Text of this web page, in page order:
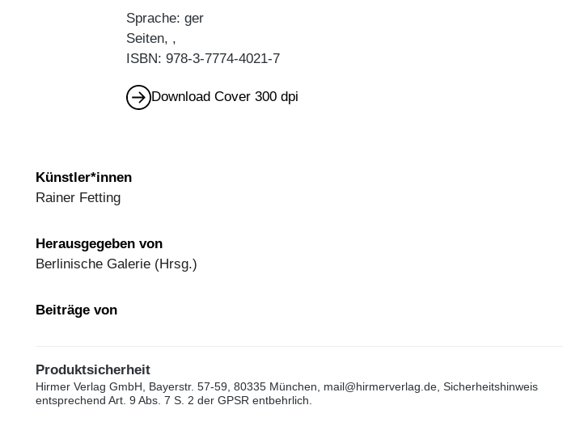
Sprache: ger
Seiten, ,
ISBN: 978-3-7774-4021-7
Download Cover 300 dpi
Künstler*innen
Rainer Fetting
Herausgegeben von
Berlinische Galerie (Hrsg.)
Beiträge von
Produktsicherheit
Hirmer Verlag GmbH, Bayerstr. 57-59, 80335 München, mail@hirmerverlag.de, Sicherheitshinweis
entsprechend Art. 9 Abs. 7 S. 2 der GPSR entbehrlich.